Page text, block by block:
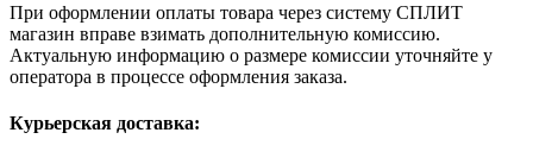
При оформлении оплаты товара через систему СПЛИТ
магазин вправе взимать дополнительную комиссию.
Актуальную информацию о размере комиссии уточняйте у
оператора в процессе оформления заказа.
Курьерская доставка: